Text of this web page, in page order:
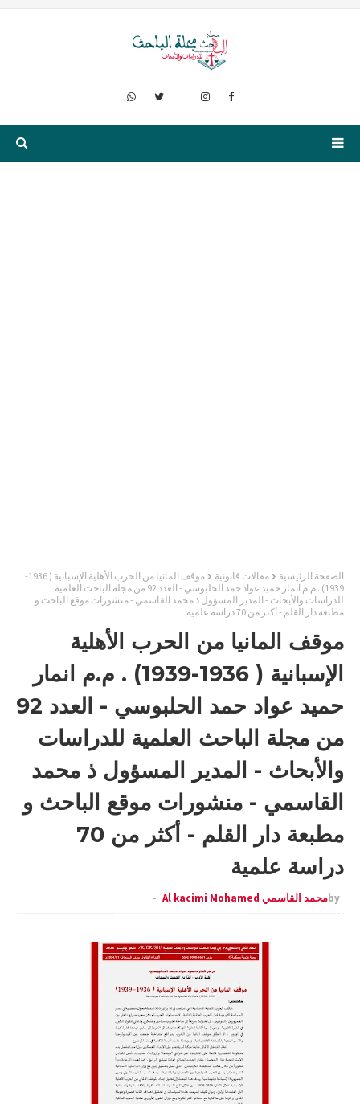
الصفحة الرئيسية مقالات قانونية
موقف المانيا من الحرب الأهلية الإسبانية ( 1936-
1939) . م.م انمار حميد عواد حمد الحلبوسي - العدد 92 من مجلة الباحث العلمية
للدراسات والأبحاث - المدير المسؤول ذ محمد القاسمي - منشورات موقع الباحث و
مطبعة دار القلم - أكثر من 70 دراسة علمية
موقف المانيا من الحرب الأهلية
الإسبانية ( 1936-1939) . م.م انمار
حميد عواد حمد الحلبوسي - العدد 92
من مجلة الباحث العلمية للدراسات
والأبحاث - المدير المسؤول ذ محمد
القاسمي - منشورات موقع الباحث و
مطبعة دار القلم - أكثر من 70
دراسة علمية
byمحمد القاسمي Al kacimi Mohamed